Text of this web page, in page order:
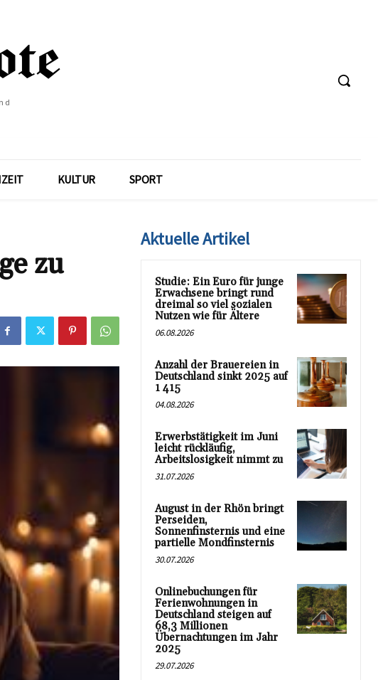
KULTUR SPORT
zu
Aktuelle Artikel
Studie: Ein Euro für junge
Erwachsene bringt rund
dreimal so viel sozialen
Nutzen wie für Ältere
06.08.2026
Anzahl der Brauereien in
Deutschland sinkt 2025 auf
1 415
04.08.2026
Erwerbstätigkeit im Juni
leicht rückläufig,
Arbeitslosigkeit nimmt zu
31.07.2026
August in der Rhön bringt
Perseiden,
Sonnenfinsternis und eine
partielle Mondfinsternis
30.07.2026
Onlinebuchungen für
Ferienwohnungen in
Deutschland steigen auf
68,3 Millionen
Übernachtungen im Jahr
2025
29.07.2026